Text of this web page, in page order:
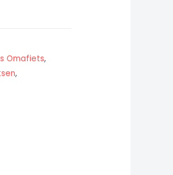
Omafiets,
,